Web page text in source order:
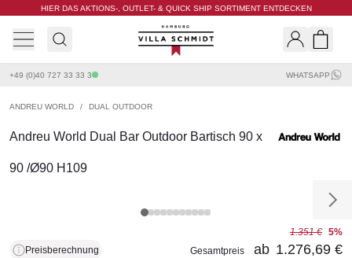
HIER DAS AKTIONS-, OUTLET- & QUICK SHIP SORTIMENT ENTDECKEN
Villa Schmidt
+49 (0)40 727 33 33 3 WHATSAPP
ANDREU WORLD / DUAL OUTDOOR
Andreu World Dual Bar Outdoor Bartisch 90 x
90 /Ø90 H109
Preisberechnung
1.351 € 5%
Gesamtpreis
ab 1.276,69 €